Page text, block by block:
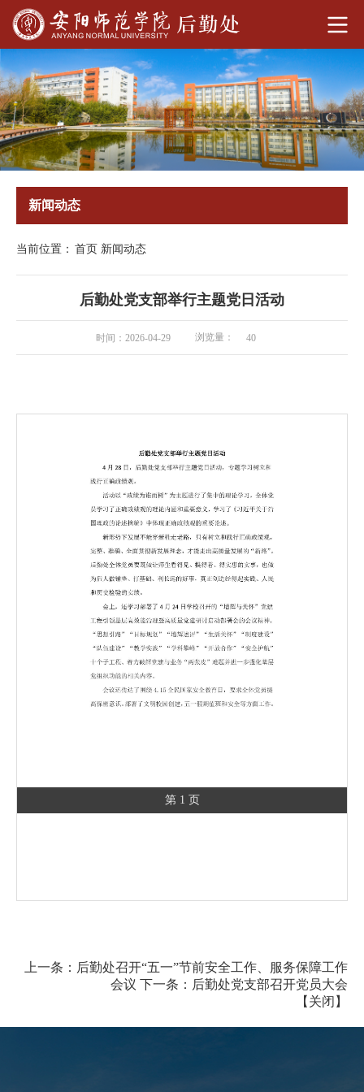
新闻动态
当前位置： 首页 新闻动态
后勤处党支部举行主题党日活动
时间：2026-04-29 浏览量： 40
第 1 页
上一条： 后勤处召开“五一”节前安全工作、服务保障工作
会议 下一条： 后勤处党支部召开党员大会
【 关闭 】